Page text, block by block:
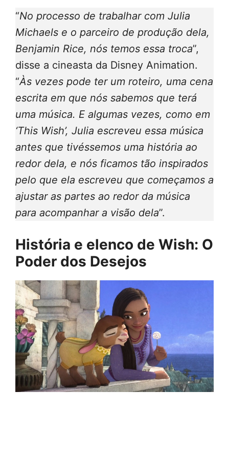
“No processo de trabalhar com Julia
Michaels e o parceiro de produção dela,
Benjamin Rice, nós temos essa troca”,
disse a cineasta da Disney Animation.
“Às vezes pode ter um roteiro, uma cena
escrita em que nós sabemos que terá
uma música. E algumas vezes, como em
‘This Wish’, Julia escreveu essa música
antes que tivéssemos uma história ao
redor dela, e nós ficamos tão inspirados
pelo que ela escreveu que começamos a
ajustar as partes ao redor da música
para acompanhar a visão dela”.
História e elenco de Wish: O
Poder dos Desejos